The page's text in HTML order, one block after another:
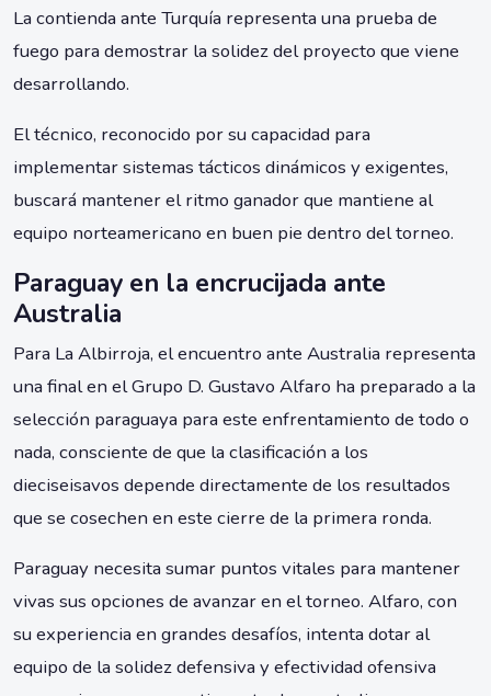
La contienda ante Turquía representa una prueba de
fuego para demostrar la solidez del proyecto que viene
desarrollando.
El técnico, reconocido por su capacidad para
implementar sistemas tácticos dinámicos y exigentes,
buscará mantener el ritmo ganador que mantiene al
equipo norteamericano en buen pie dentro del torneo.
Paraguay en la encrucijada ante
Australia
Para La Albirroja, el encuentro ante Australia representa
una final en el Grupo D. Gustavo Alfaro ha preparado a la
selección paraguaya para este enfrentamiento de todo o
nada, consciente de que la clasificación a los
dieciseisavos depende directamente de los resultados
que se cosechen en este cierre de la primera ronda.
Paraguay necesita sumar puntos vitales para mantener
vivas sus opciones de avanzar en el torneo. Alfaro, con
su experiencia en grandes desafíos, intenta dotar al
equipo de la solidez defensiva y efectividad ofensiva